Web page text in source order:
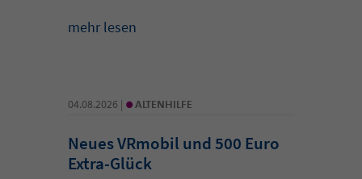
mehr lesen
04.08.2026 | • ALTENHILFE
Neues VRmobil und 500 Euro
Extra-Glück